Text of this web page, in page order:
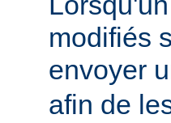
modifiés
envoyer
afin de